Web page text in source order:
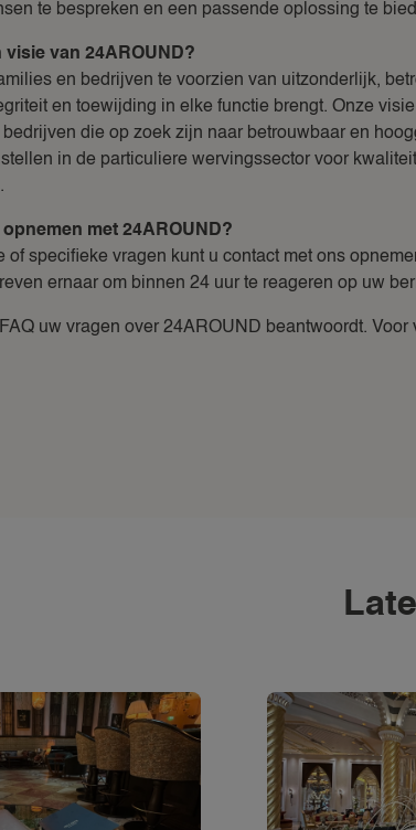
te bespreken en een passende oplossing te
visie van 24AROUND?
en bedrijven te voorzien van uitzonderlijk,
en toewijding in elke functie brengt. Onze
die op zoek zijn naar betrouwbaar en
in de particuliere wervingssector voor
met 24AROUND?
of specifieke vragen kunt u contact met ons
ernaar om binnen 24 uur te reageren op uw
uw vragen over 24AROUND beantwoordt. Voor